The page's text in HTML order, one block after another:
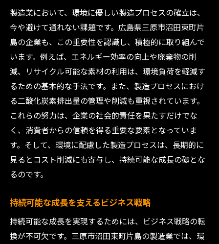
製造業において、環境に優しい製造プロセスの確立は、
今や避けて通れない課題です。広島県三原市沼田東町片
島の企業も、この重要性を認識し、積極的に取り組んで
います。例えば、エネルギー効率の向上や廃棄物の削
減、リサイクル可能な素材の利用は、環境負荷を軽減す
るための基本的な手法です。また、製造プロセスにおけ
る二酸化炭素排出量の管理や削減も重視されています。
これらの努力は、企業の社会的責任を果たすだけでな
く、消費者からの信頼を得る重要な要素となっていま
す。そして、環境に配慮した製造プロセスは、長期的に
見るとコスト削減にも寄与し、持続可能な成長の礎とな
るのです。
持続可能な成長を支えるビジネス戦略
持続可能な成長を実現するためには、ビジネス戦略の転
換が不可欠です。三原市沼田東町片島の製造業では、環